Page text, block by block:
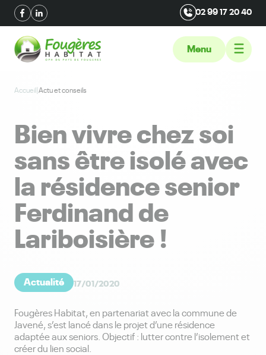
02 99 17 20 40
Menu
Accueil|Actu et conseils
Bien vivre chez soi
sans être isolé avec
la résidence senior
Ferdinand de
Lariboisière !
Actualité 17/01/2020
Fougères Habitat, en partenariat avec la commune de
Javené, s’est lancé dans le projet d’une résidence
adaptée aux seniors. Objectif : lutter contre l’isolement et
créer du lien social.